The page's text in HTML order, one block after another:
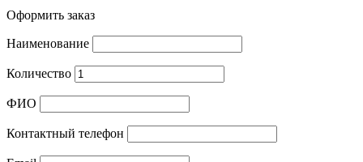
Оформить заказ
Наименование
Количество
ФИО
Контактный телефон